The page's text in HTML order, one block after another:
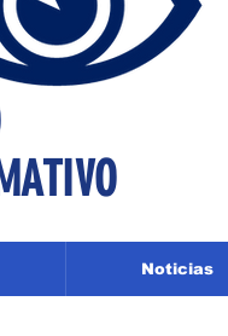
Noticias